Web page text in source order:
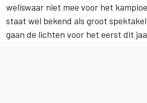
weliswaar niet mee voor het
staat wel bekend als groot
gaan de lichten voor het eerst dit